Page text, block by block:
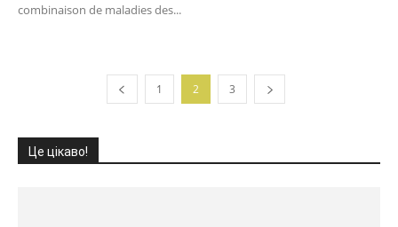
combinaison de maladies des...
1 2 3
Це цікаво!